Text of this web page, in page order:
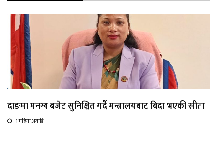
दाङमा मनग्य बजेट सुनिश्चित गर्दै मन्त्रालयबाट बिदा भएकी सीता
1 महिना अगाडि